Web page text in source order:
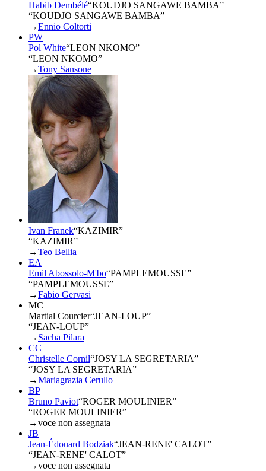
Habib Dembélé“KOUDJO SANGAWE BAMBA”
“KOUDJO SANGAWE BAMBA”
→Ennio Coltorti
PW
Pol White“LEON NKOMO”
“LEON NKOMO”
→Tony Sansone
Ivan Franek“KAZIMIR”
“KAZIMIR”
→Teo Bellia
EA
Emil Abossolo-M'bo“PAMPLEMOUSSE”
“PAMPLEMOUSSE”
→Fabio Gervasi
MC
Martial Courcier“JEAN-LOUP”
“JEAN-LOUP”
→ Sacha Pilara
CC
Christelle Cornil“JOSY LA SEGRETARIA”
“JOSY LA SEGRETARIA”
→Mariagrazia Cerullo
BP
Bruno Paviot“ROGER MOULINIER”
“ROGER MOULINIER”
→voce non assegnata
JB
Jean-Édouard Bodziak“JEAN-RENE' CALOT”
“JEAN-RENE' CALOT”
→voce non assegnata